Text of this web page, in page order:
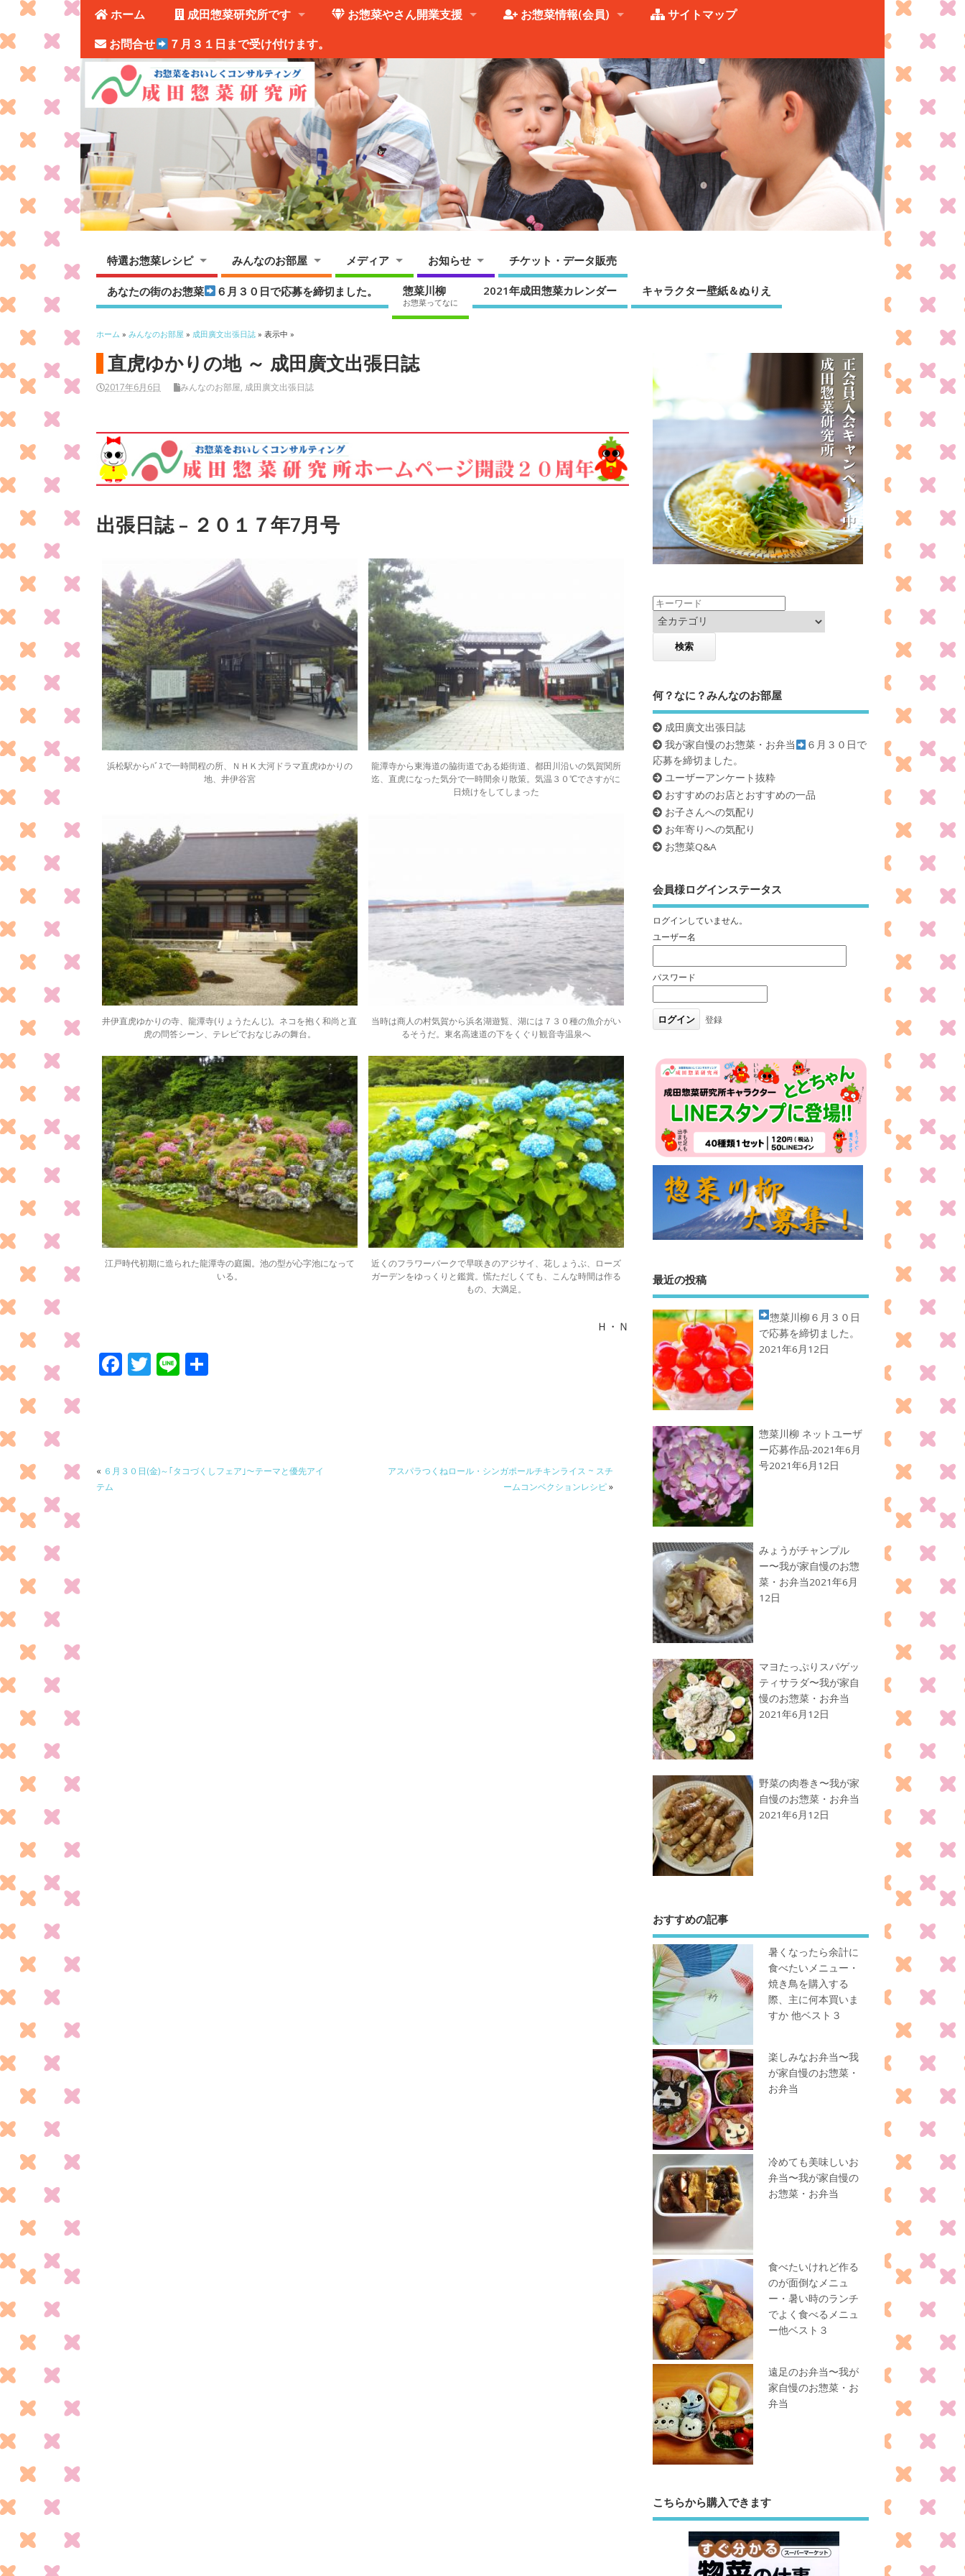
ホーム 成田惣菜研究所です お惣菜やさん開業支援 お惣菜情報(会員)
サイトマップ
お問合せ
７月３１日まで受け付けます。
特選お惣菜レシピ みんなのお部屋 メディア お知らせ チケット・データ販売
あなたの街のお惣菜 ６月３０日で応募を締切ました。 惣菜川柳
お惣菜ってなに
2021年成田惣菜カレンダー キャラクター壁紙＆ぬりえ
ホーム »みんなのお部屋 » 成田廣文出張日誌 » 表示中 »
直虎ゆかりの地 ～ 成田廣文出張日誌
2017年6月6日 みんなのお部屋, 成田廣文出張日誌
出張日誌 – ２０１７年7月号
浜松駅からﾊﾞｽで一時間程の所、ＮＨＫ大河ドラマ直虎ゆかりの
地、井伊谷宮
龍潭寺から東海道の脇街道である姫街道、都田川沿いの気賀関所
迄、直虎になった気分で一時間余り散策。気温３０℃でさすがに
日焼けをしてしまった
井伊直虎ゆかりの寺、龍潭寺(りょうたんじ)。ネコを抱く和尚と直
虎の問答シーン、テレビでおなじみの舞台。
当時は商人の村気賀から浜名湖遊覧、湖には７３０種の魚介がい
るそうだ。東名高速道の下をくぐり観音寺温泉へ
江戸時代初期に造られた龍潭寺の庭園。池の型が心字池になって
いる。
近くのフラワーパークで早咲きのアジサイ、花しょうぶ、ローズ
ガーデンをゆっくりと鑑賞。慌ただしくても、こんな時間は作る
もの、大満足。
Ｈ・Ｎ
F
o
T Li
« ６月３０日(金)～｢タコづくしフェア｣～テーマと優先アイ
テム
アスパラつくねロール・シンガポールチキンライス ~ スチ
ームコンベクションレシピ»
何？なに？みんなのお部屋
成田廣文出張日誌
我が家自慢のお惣菜・お弁当
６月３０日で
応募を締切ました。
ユーザーアンケート抜粋
おすすめのお店とおすすめの一品
お子さんへの気配り
お年寄りへの気配り
お惣菜Q&A
会員様ログインステータス
ログインしていません。
ユーザー名
パスワード
登録
最近の投稿
惣菜川柳 ６月３０日
で応募を締切ました。
2021年6月12日
惣菜川柳 ネットユーザ
ー応募作品-2021年6月
号2021年6月12日
みょうがチャンプル
ー〜我が家自慢のお惣
菜・お弁当2021年6月
12日
マヨたっぷりスパゲッ
ティサラダ〜我が家自
慢のお惣菜・お弁当
2021年6月12日
野菜の肉巻き〜我が家
自慢のお惣菜・お弁当
2021年6月12日
おすすめの記事
暑くなったら余計に
食べたいメニュー・
焼き鳥を購入する
際、主に何本買いま
すか 他ベスト３
楽しみなお弁当〜我
が家自慢のお惣菜・
お弁当
冷めても美味しいお
弁当〜我が家自慢の
お惣菜・お弁当
食べたいけれど作る
のが面倒なメニュ
ー・暑い時のランチ
でよく食べるメニュ
ー他ベスト３
遠足のお弁当〜我が
家自慢のお惣菜・お
弁当
こちらから購入できます